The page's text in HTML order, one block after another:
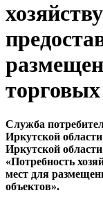
Служба
Иркутской
Иркутской
«Потребность
мест для
объектов».